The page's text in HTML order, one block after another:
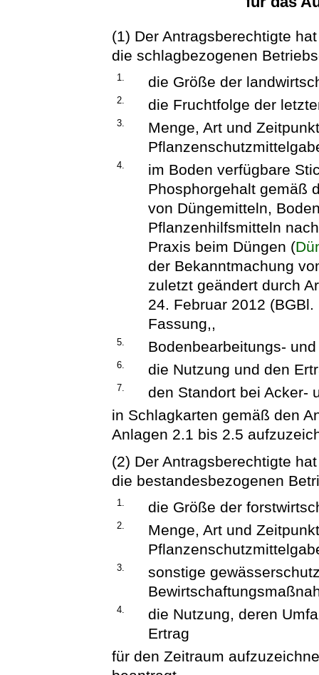
(1) Der Antragsberechtigte
die schlagbezogenen
1. die Größe der
2. die Fruchtfolge der
3.
Menge, Art und
4.
im Boden verfügbare
Phosphorgehalt gemäß
von Düngemitteln,
Pflanzenhilfsmitteln
Praxis beim Düngen (
der Bekanntmachung
zuletzt geändert durch
24. Februar 2012
Fassung,,
5. Bodenbearbeitungs-
6. die Nutzung und den
7.
den Standort bei Acker-
in Schlagkarten gemäß den
Anlagen 2.1 bis 2.5
(2) Der Antragsberechtigte
die bestandesbezogenen
1. die Größe der
2.
Menge, Art und
3.
sonstige
4.
die Nutzung, deren
Ertrag
für den Zeitraum